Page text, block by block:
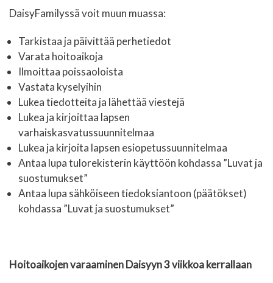
DaisyFamilyssä voit muun muassa:
Tarkistaa ja päivittää perhetiedot
Varata hoitoaikoja
Ilmoittaa poissaoloista
Vastata kyselyihin
Lukea tiedotteita ja lähettää viestejä
Lukea ja kirjoittaa lapsen
varhaiskasvatussuunnitelmaa
Lukea ja kirjoita lapsen esiopetussuunnitelmaa
Antaa lupa tulorekisterin käyttöön kohdassa ”Luvat ja
suostumukset”
Antaa lupa sähköiseen tiedoksiantoon (päätökset)
kohdassa ”Luvat ja suostumukset”
Hoitoaikojen varaaminen Daisyyn 3 viikkoa kerrallaan